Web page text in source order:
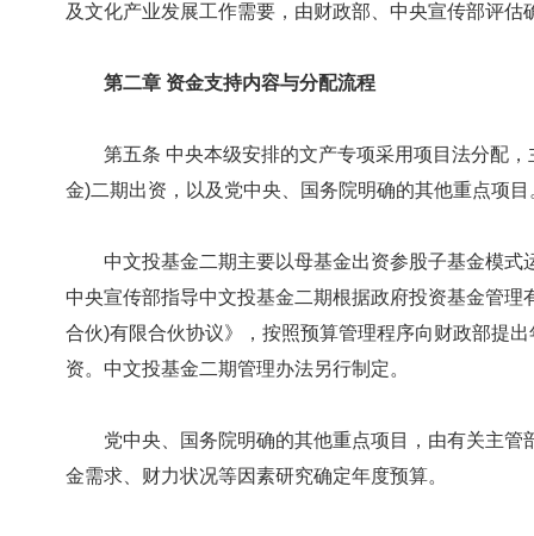
及文化产业发展工作需要，由财政部、中央宣传部评
第二章 资金支持内容与分配流程
第五条 中央本级安排的文产专项采用项目法分配，
金)二期出资，以及党中央、国务院明确的其他重点项目
中文投基金二期主要以母基金出资参股子基金模式
中央宣传部指导中文投基金二期根据政府投资基金管
合伙)有限合伙协议》，按照预算管理程序向财政部提
资。中文投基金二期管理办法另行制定。
党中央、国务院明确的其他重点项目，由有关主管
金需求、财力状况等因素研究确定年度预算。